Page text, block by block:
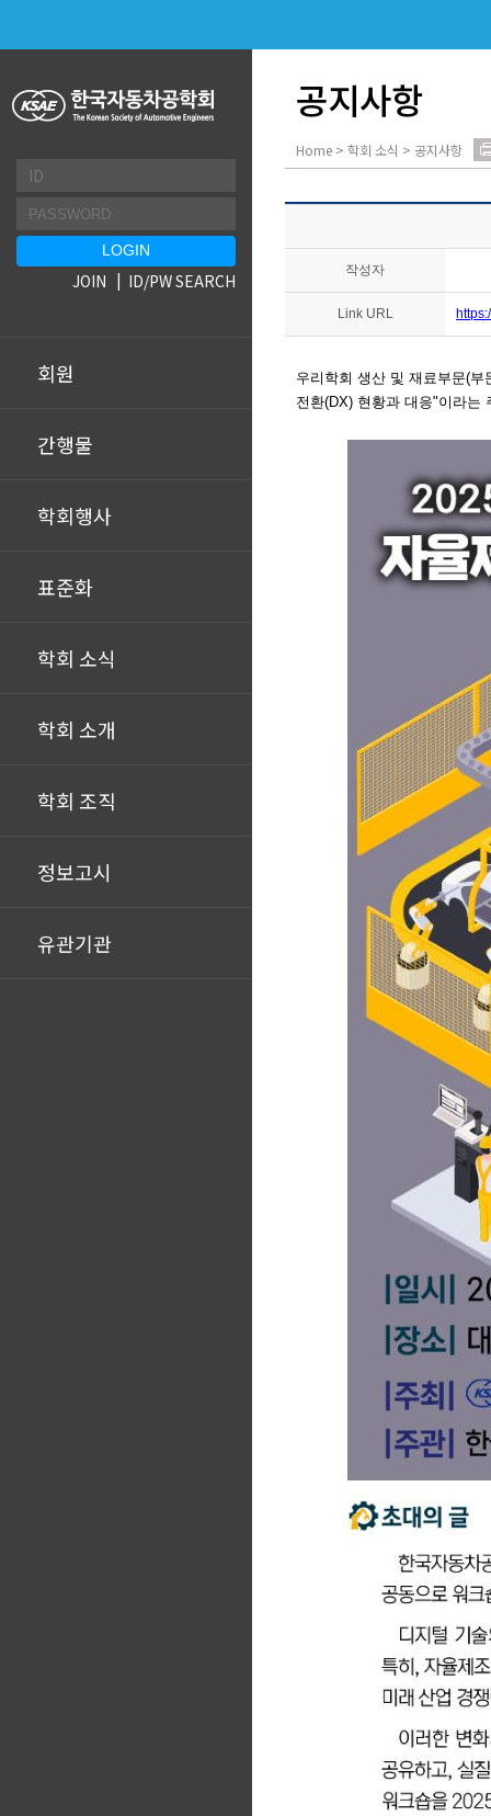
회원
간행물
학회행사
표준화
학회 소식
학회 소개
학회 조직
정보고시
유관기관
JOIN ID/PW SEARCH
공지사항
Home > 학회 소식 > 공지사항
작성자
Link URL
우리학회 생산 및 재료부문(부
전환(DX) 현황과 대응"이라